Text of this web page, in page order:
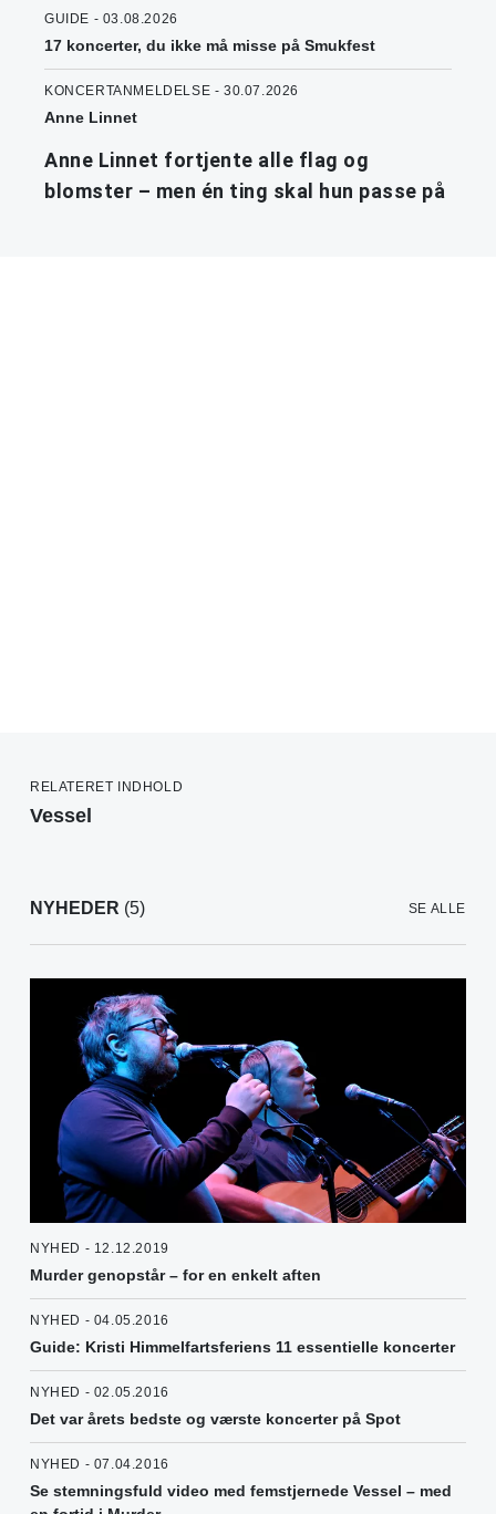
GUIDE - 03.08.2026
17 koncerter, du ikke må misse på Smukfest
KONCERTANMELDELSE - 30.07.2026
Anne Linnet
Anne Linnet fortjente alle flag og
blomster – men én ting skal hun passe på
RELATERET INDHOLD
Vessel
NYHEDER (5) SE ALLE
NYHED - 12.12.2019
Murder genopstår – for en enkelt aften
NYHED - 04.05.2016
Guide: Kristi Himmelfartsferiens 11 essentielle koncerter
NYHED - 02.05.2016
Det var årets bedste og værste koncerter på Spot
NYHED - 07.04.2016
Se stemningsfuld video med femstjernede Vessel – med